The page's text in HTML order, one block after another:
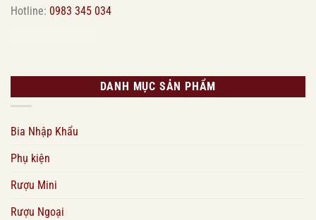
Hotline: 0983 345 034
DANH MỤC SẢN PHẨM
Bia Nhập Khẩu
Phụ kiện
Rượu Mini
Rượu Ngoại